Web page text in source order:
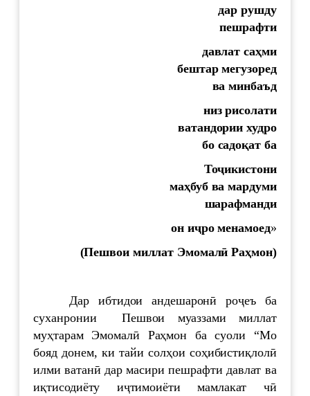
дар рушду
пешрафти
давлат саҳми
бештар мегузоред
ва минбаъд
низ рисолати
ватандории худро
бо садоқат ба
Тоҷикистони
маҳбуб ва мардуми
шарафманди
он иҷро менамоед»
(Пешвои миллат Эмомалӣ Раҳмон)
Дар ибтидои андешаронӣ роҷеъ ба
суханронии Пешвои муаззами миллат
муҳтарам Эмомалӣ Раҳмон ба суоли “Мо
бояд донем, ки тайи солҳои соҳибистиқлолӣ
илми ватанӣ дар масири пешрафти давлат ва
иқтисодиёту иҷтимоиёти мамлакат чӣ